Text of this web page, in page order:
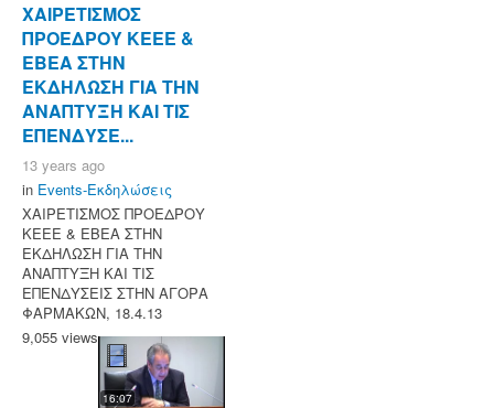
ΧΑΙΡΕΤΙΣΜΟΣ
ΠΡΟΕΔΡΟΥ ΚΕΕΕ &
EBEA ΣΤΗΝ
ΕΚΔΗΛΩΣΗ ΓΙΑ ΤΗΝ
ΑΝΑΠΤΥΞΗ ΚΑΙ ΤΙΣ
ΕΠΕΝΔΥΣΕ...
13 years ago
in Events-Εκδηλώσεις
ΧΑΙΡΕΤΙΣΜΟΣ ΠΡΟΕΔΡΟΥ
ΚΕΕΕ & EBEA ΣΤΗΝ
ΕΚΔΗΛΩΣΗ ΓΙΑ ΤΗΝ
ΑΝΑΠΤΥΞΗ ΚΑΙ ΤΙΣ
ΕΠΕΝΔΥΣΕΙΣ ΣΤΗΝ ΑΓΟΡΑ
ΦΑΡΜΑΚΩΝ, 18.4.13
9,055 views
16:07